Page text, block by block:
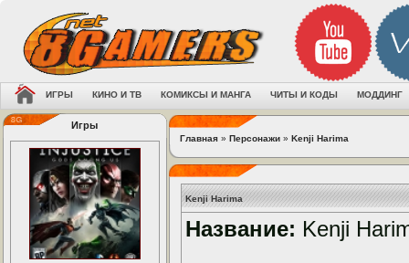
ИГРЫ КИНО И ТВ КОМИКСЫ И МАНГА ЧИТЫ И КОДЫ МОДДИНГ
Игры
Главная » Персонажи » Kenji Harima
Kenji Harima
Название: Kenji